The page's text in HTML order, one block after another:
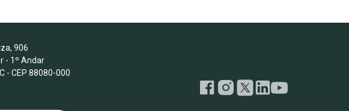
906
- 1º Andar
- CEP 88080-000